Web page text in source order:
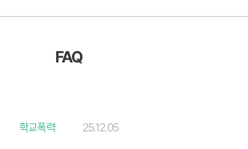
FAQ
학교폭력 25.12.05